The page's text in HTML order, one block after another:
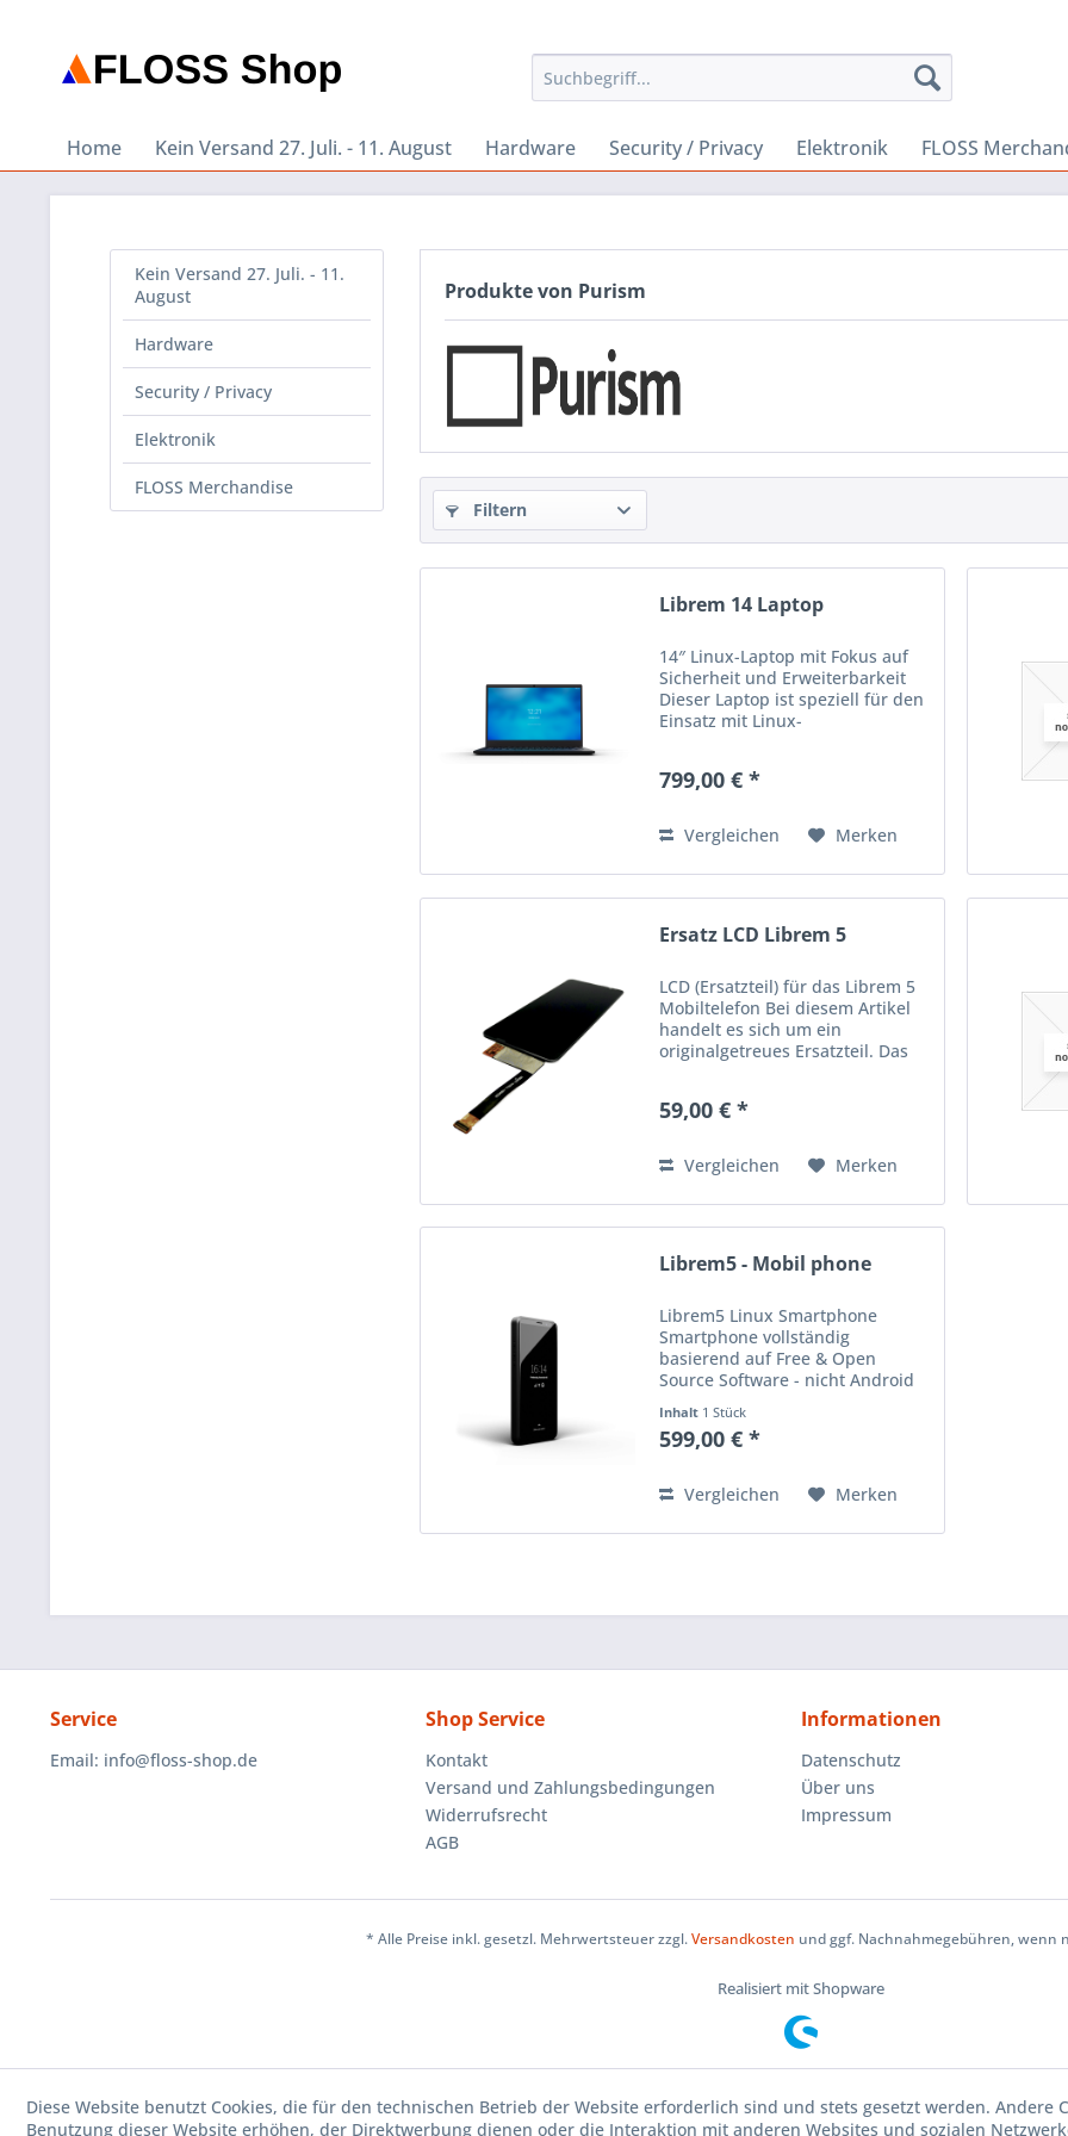
Home Kein Versand 27. Juli. - 11. August Hardware Security / Privacy Elektronik FLOSS
Kein Versand 27. Juli. - 11.
August
Hardware
Security / Privacy
Elektronik
FLOSS Merchandise
Produkte von Purism
Filtern
Librem 14 Laptop
14″ Linux-Laptop mit Fokus auf
Sicherheit und Erweiterbarkeit
Dieser Laptop ist speziell für den
Einsatz mit Linux-
Nutzer, die Wert auf Hardware-
799,00 € *
Vergleichen Merken
Ersatz LCD Librem 5
LCD (Ersatzteil) für das Librem 5
Mobiltelefon Bei diesem Artikel
handelt es sich um ein
originalgetreues Ersatzteil. Das
Austausch besondere Sorgfalt
59,00 € *
Vergleichen Merken
Librem5 - Mobil phone
Librem5 Linux Smartphone
Smartphone vollständig
basierend auf Free & Open
Source Software - nicht Android
Betriebssystem kann Mobian
Linux oder Purism PureOS
Librem5 richtet...
Inhalt 1 Stück
599,00 € *
Vergleichen Merken
Service
Email: info@floss-shop.de
Shop Service
Kontakt
Versand und Zahlungsbedingungen
Widerrufsrecht
AGB
Informationen
Datenschutz
Über uns
Impressum
* Alle Preise inkl. gesetzl. Mehrwertsteuer zzgl.Versandkosten und ggf. Nachnahmegebühren, wenn
Realisiert mit Shopware
Diese Website benutzt Cookies, die für den technischen Betrieb der Website erforderlich sind und stets gesetzt werden. Andere
Benutzung dieser Website erhöhen, der Direktwerbung dienen oder die Interaktion mit anderen Websites und sozialen